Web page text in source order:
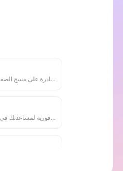
أداة فعالة لاستخراج محتوى الفيديو من صفحات الويب، قادرة على مسح الصفحات بسرعة وتنظيم معلومات الفيديو في جدول Markdown منظم.
تحليل بيانات القوائم الحالية، وإنتاج تقرير الاتجاهات. التعرف على الفئات الشائعة، وأنواع المنتجات التي ترتفع بسرعة، والتقنيات الناشئة. تقديم رؤى سوقية فورية لمساعدتك في فهم أحدث اتجاهات المنتجات وتحركات السوق.